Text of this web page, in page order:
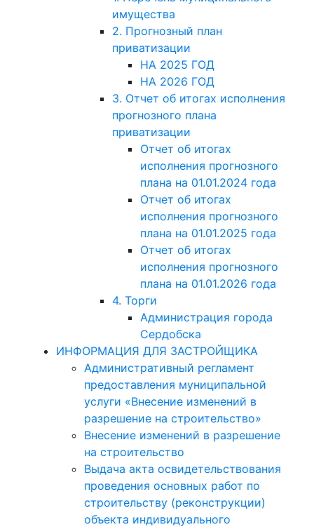
имущества
2. Прогнозный план
приватизации
НА 2025 ГОД
НА 2026 ГОД
3. Отчет об итогах исполнения
прогнозного плана
приватизации
Отчет об итогах
исполнения прогнозного
плана на 01.01.2024 года
Отчет об итогах
исполнения прогнозного
плана на 01.01.2025 года
Отчет об итогах
исполнения прогнозного
плана на 01.01.2026 года
4. Торги
Администрация города
Сердобска
ИНФОРМАЦИЯ ДЛЯ ЗАСТРОЙЩИКА
Административный регламент
предоставления муниципальной
услуги «Внесение изменений в
разрешение на строительство»
Внесение изменений в разрешение
на строительство
Выдача акта освидетельствования
проведения основных работ по
строительству (реконструкции)
объекта индивидуального